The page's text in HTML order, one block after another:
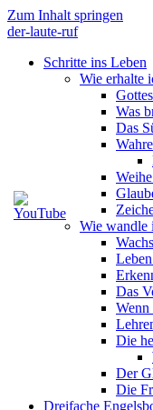
Zum Inhalt springen
der-laute-ruf
Schritte ins Leben
Wie erhalte
Was
Das
Wie wandle
Das
Die
Der
Die
Dreifache